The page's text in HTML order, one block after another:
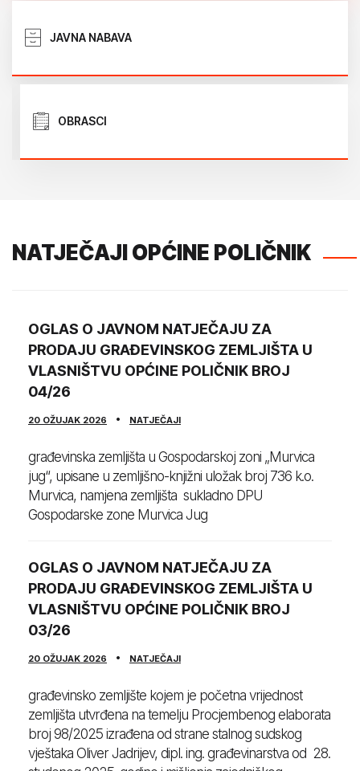
JAVNA NABAVA
OBRASCI
NATJEČAJI OPĆINE POLIČNIK
OGLAS O JAVNOM NATJEČAJU ZA
PRODAJU GRAĐEVINSKOG ZEMLJIŠTA U
VLASNIŠTVU OPĆINE POLIČNIK BROJ
04/26
20 OŽUJAK 2026 NATJEČAJI
građevinska zemljišta u Gospodarskoj zoni „Murvica
jug“, upisane u zemljišno-knjižni uložak broj 736 k.o.
Murvica, namjena zemljišta sukladno DPU
Gospodarske zone Murvica Jug
OGLAS O JAVNOM NATJEČAJU ZA
PRODAJU GRAĐEVINSKOG ZEMLJIŠTA U
VLASNIŠTVU OPĆINE POLIČNIK BROJ
03/26
20 OŽUJAK 2026 NATJEČAJI
građevinsko zemljište kojem je početna vrijednost
zemljišta utvrđena na temelju Procjembenog elaborata
broj 98/2025 izrađena od strane stalnog sudskog
vještaka Oliver Jadrijev, dipl. ing. građevinarstva od 28.